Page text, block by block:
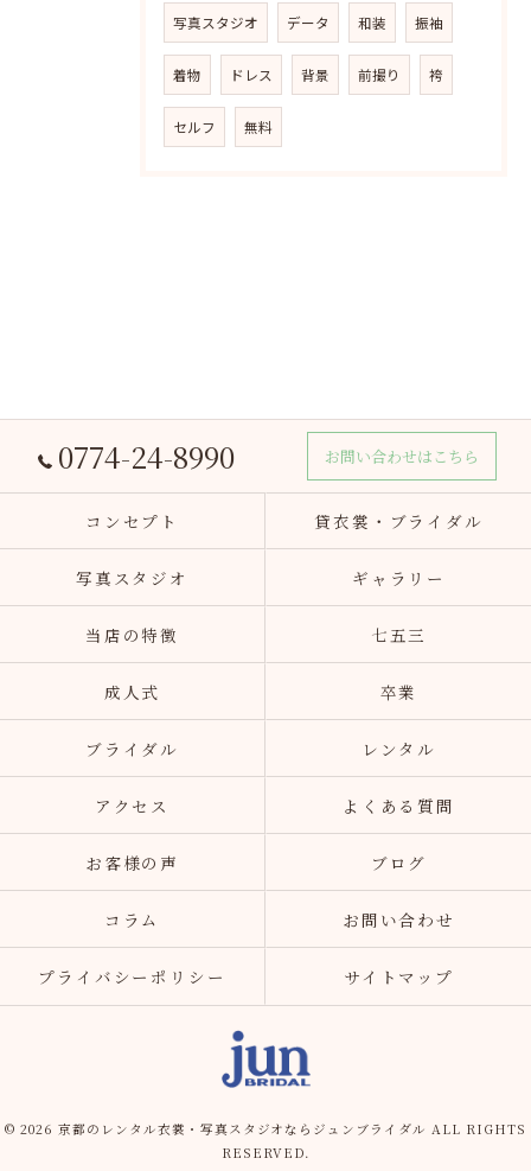
写真スタジオ データ 和装 振袖
着物 ドレス 背景 前撮り 袴
セルフ 無料
0774-24-8990 お問い合わせはこちら
コンセプト 貸衣裳・ブライダル
写真スタジオ ギャラリー
当店の特徴 七五三
成人式 卒業
ブライダル レンタル
アクセス よくある質問
お客様の声 ブログ
コラム お問い合わせ
プライバシーポリシー サイトマップ
© 2026 京都のレンタル衣裳・写真スタジオならジュンブライダル ALL RIGHTS
RESERVED.